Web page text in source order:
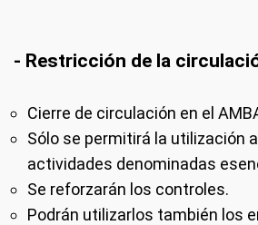
- Restricción de la
Cierre de circulación en el
Sólo se permitirá la utilización
actividades denominadas
Se reforzarán los controles.
Podrán utilizarlos también los